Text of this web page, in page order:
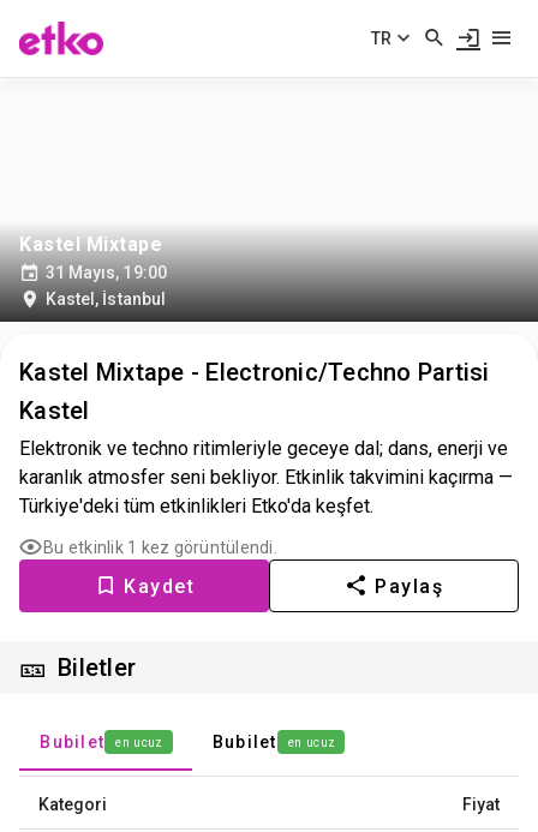
TR
Kastel Mixtape
31 Mayıs, 19:00
Kastel , İstanbul
Kastel Mixtape - Electronic/Techno Partisi
Kastel
Elektronik ve techno ritimleriyle geceye dal; dans, enerji ve
karanlık atmosfer seni bekliyor. Etkinlik takvimini kaçırma —
Türkiye'deki tüm etkinlikleri Etko'da keşfet.
Bu etkinlik 1 kez görüntülendi.
Kaydet Paylaş
🎫 Biletler
Bubilet en ucuz Bubilet en ucuz
Kategori Fiyat